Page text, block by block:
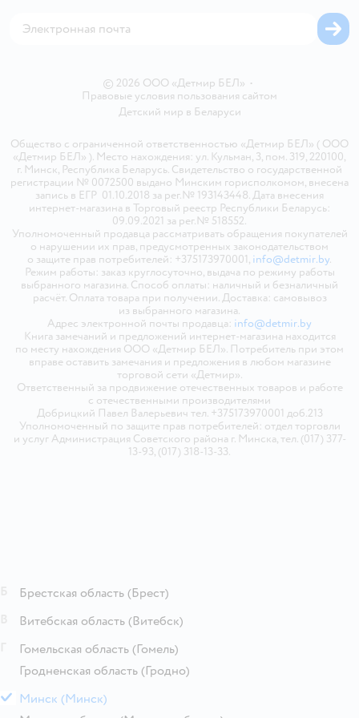
© 2026 ООО «Детмир БЕЛ» •
Правовые условия пользования сайтом
Детский мир в Беларуси
Общество с ограниченной ответственностью «Детмир БЕЛ» ( ООО
«Детмир БЕЛ» ). Место нахождения: ул. Кульман, 3, пом. 319, 220100,
г. Минск, Республика Беларусь. Свидетельство о государственной
регистрации № 0072500 выдано Минским горисполкомом, внесена
запись в ЕГР 01.10.2018 за рег.№ 193143448. Дата внесения
интернет-магазина в Торговый реестр Республики Беларусь:
09.09.2021 за рег.№ 518552.
Уполномоченный продавца рассматривать обращения покупателей
о нарушении их прав, предусмотренных законодательством
о защите прав потребителей: +375173970001, info@detmir.by.
Режим работы: заказ круглосуточно, выдача по режиму работы
выбранного магазина. Способ оплаты: наличный и безналичный
расчёт. Оплата товара при получении. Доставка: самовывоз
из выбранного магазина.
Адрес электронной почты продавца: info@detmir.by
Книга замечаний и предложений интернет-магазина находится
по месту нахождения ООО «Детмир БЕЛ». Потребитель при этом
вправе оставить замечания и предложения в любом магазине
торговой сети «Детмир».
Ответственный за продвижение отечественных товаров и работе
с отечественными производителями
Добрицкий Павел Валерьевич тел. +375173970001 доб.213
Уполномоченный по защите прав потребителей: отдел торговли
и услуг Администрация Советского района г. Минска, тел. (017) 377-
13-93, (017) 318-13-33.
Брестская область (Брест)
Витебская область (Витебск)
Гомельская область (Гомель)
Гродненская область (Гродно)
М Минск (Минск)